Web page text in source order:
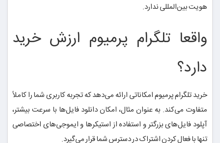
هویت بین‌المللی ندارد.
واقعا تلگرام پرمیوم ارزش خرید
دارد؟
خرید تلگرام پرمیوم امکاناتی ارائه می‌دهد که تجربه کاربری شما را کاملاً
متفاوت می‌کند. به عنوان مثال، امکان دانلود فایل‌ها با سرعت بیشتر،
آپلود فایل‌های بزرگتر و استفاده از استیکرها و ایموجی‌های اختصاصی
تنها با فعال کردن اشتراک در دسترس شما قرار می‌گیرد.